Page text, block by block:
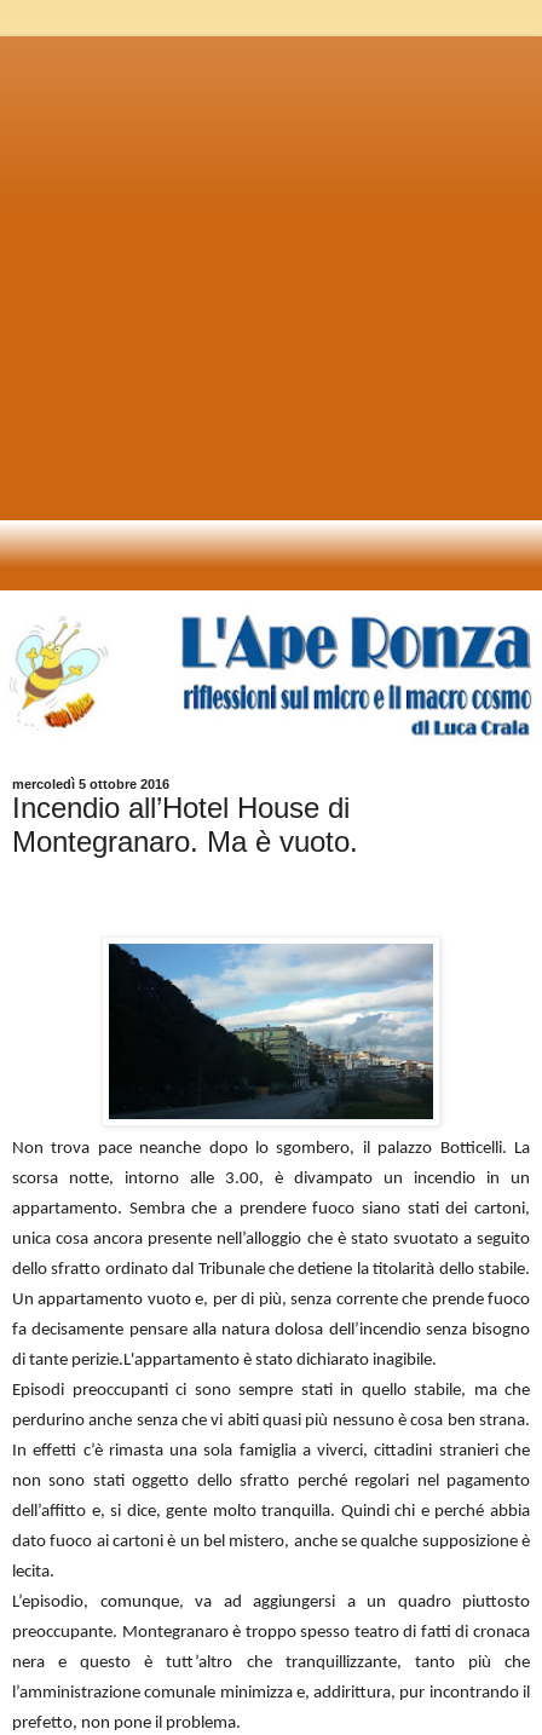
mercoledì 5 ottobre 2016
Incendio all’Hotel House di
Montegranaro. Ma è vuoto.
Non trova pace neanche dopo lo sgombero, il palazzo Botticelli. La
scorsa notte, intorno alle 3.00, è divampato un incendio in un
appartamento. Sembra che a prendere fuoco siano stati dei cartoni,
unica cosa ancora presente nell’alloggio che è stato svuotato a seguito
dello sfratto ordinato dal Tribunale che detiene la titolarità dello stabile.
Un appartamento vuoto e, per di più, senza corrente che prende fuoco
fa decisamente pensare alla natura dolosa dell’incendio senza bisogno
di tante perizie.L'appartamento è stato dichiarato inagibile.
Episodi preoccupanti ci sono sempre stati in quello stabile, ma che
perdurino anche senza che vi abiti quasi più nessuno è cosa ben strana.
In effetti c’è rimasta una sola famiglia a viverci, cittadini stranieri che
non sono stati oggetto dello sfratto perché regolari nel pagamento
dell’affitto e, si dice, gente molto tranquilla. Quindi chi e perché abbia
dato fuoco ai cartoni è un bel mistero, anche se qualche supposizione è
lecita.
L’episodio, comunque, va ad aggiungersi a un quadro piuttosto
preoccupante. Montegranaro è troppo spesso teatro di fatti di cronaca
nera e questo è tutt’altro che tranquillizzante, tanto più che
l’amministrazione comunale minimizza e, addirittura, pur incontrando il
prefetto, non pone il problema.